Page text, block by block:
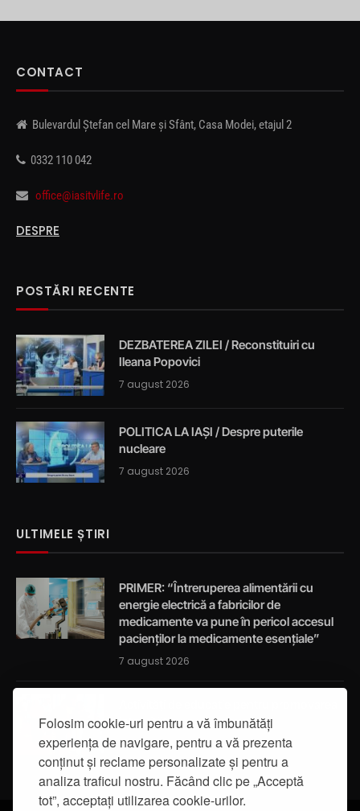
Folosim cookie-uri pentru a vă îmbunătăți
experiența de navigare, pentru a vă prezenta
conținut și reclame personalizate și pentru a
analiza traficul nostru. Făcând clic pe „Acceptă
tot”, acceptați utilizarea cookie-urilor.
CONTACT
Bulevardul Ștefan cel Mare și Sfânt, Casa Modei, etajul 2
0332 110 042
office@iasitvlife.ro
DESPRE
POSTĂRI RECENTE
DEZBATEREA ZILEI / Reconstituiri cu
Ileana Popovici
7 august 2026
POLITICA LA IAȘI / Despre puterile
nucleare
7 august 2026
ULTIMELE ȘTIRI
PRIMER: “Întreruperea alimentării cu
energie electrică a fabricilor de
medicamente va pune în pericol accesul
pacienților la medicamente esențiale”
7 august 2026
integrității
7 august 2026